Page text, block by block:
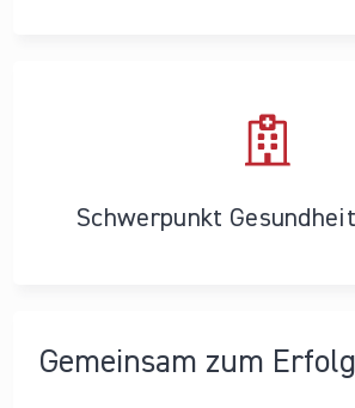
Schwerpunkt
Gemeinsam zum Erfolg